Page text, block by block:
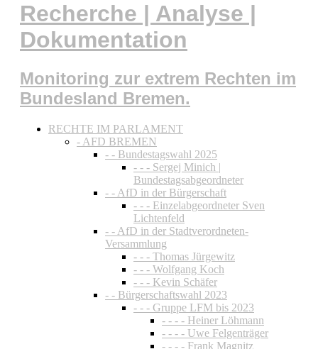
Recherche | Analyse |
Dokumentation
Monitoring zur extrem Rechten im
Bundesland Bremen.
RECHTE IM PARLAMENT
- AFD BREMEN
- - Bundestagswahl 2025
- - - Sergej Minich |
Bundestagsabgeordneter
- - AfD in der Bürgerschaft
- - - Einzelabgeordneter Sven
Lichtenfeld
- - AfD in der Stadtverordneten-
Versammlung
- - - Thomas Jürgewitz
- - - Wolfgang Koch
- - - Kevin Schäfer
- - Bürgerschaftswahl 2023
- - - Gruppe LFM bis 2023
- - - - Heiner Löhmann
- - - - Uwe Felgenträger
- - - - Frank Magnitz